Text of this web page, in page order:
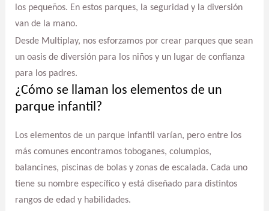
los pequeños. En estos parques, la seguridad y la diversión
van de la mano.
Desde Multiplay, nos esforzamos por crear parques que sean
un oasis de diversión para los niños y un lugar de confianza
para los padres.
¿Cómo se llaman los elementos de un
parque infantil?
Los elementos de un parque infantil varían, pero entre los
más comunes encontramos toboganes, columpios,
balancines, piscinas de bolas y zonas de escalada. Cada uno
tiene su nombre específico y está diseñado para distintos
rangos de edad y habilidades.